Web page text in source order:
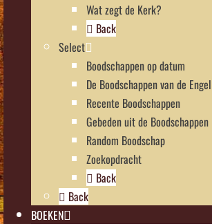
Wat zegt de Kerk?
Back
Select
Boodschappen op datum
De Boodschappen van de Engel
Recente Boodschappen
Gebeden uit de Boodschappen
Random Boodschap
Zoekopdracht
Back
Back
BOEKEN